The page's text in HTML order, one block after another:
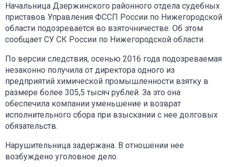
Начальница Дзержинского районного отдела судебных
приставов Управления ФССП России по Нижегородской
области подозревается во взяточничестве. Об этом
сообщает СУ СК России по Нижегородской области.
По версии следствия, осенью 2016 года подозреваемая
незаконно получила от директора одного из
предприятий химической промышленности взятку в
размере более 305,5 тысяч рублей. За это она
обеспечила компании уменьшение и возврат
исполнительного сбора при взыскании с нее долговых
обязательств.
Нарушительница задержана. В отношении нее
возбуждено уголовное дело.